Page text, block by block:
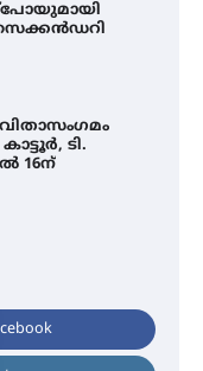
ടി.
16ന്